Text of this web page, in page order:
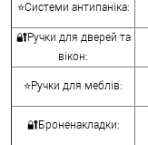
⭐Системи антипаніка:
🔐Ручки для дверей та
вікон:
⭐Ручки для меблів:
🔐Броненакладки: